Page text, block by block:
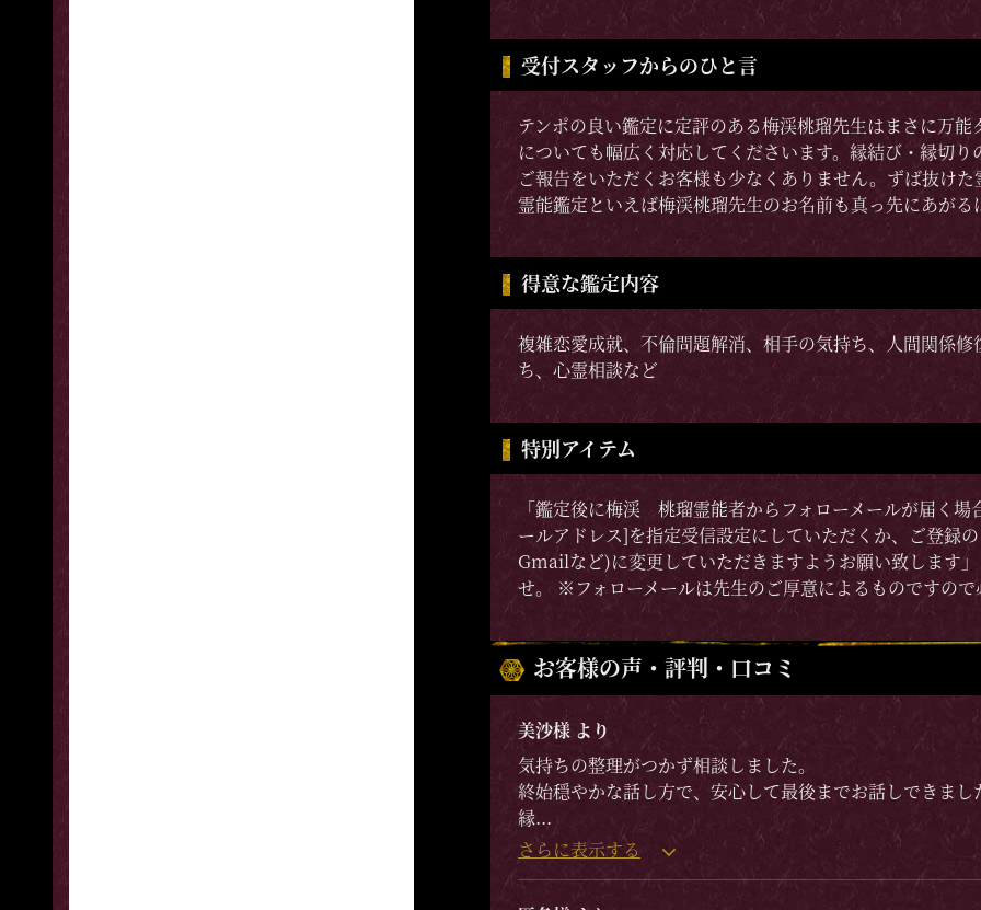
受付スタッフからのひと言
テンポの良い鑑定に定評のある梅渓桃瑠先生はまさに万
についても幅広く対応してくださいます。縁結び・縁切
ご報告をいただくお客様も少なくありません。ずば抜け
霊能鑑定といえば梅渓桃瑠先生のお名前も真っ先にあがる
得意な鑑定内容
複雑恋愛成就、不倫問題解消、相手の気持ち、人間関係
ち、心霊相談など
特別アイテム
「鑑定後に梅渓 桃瑠霊能者からフォローメールが届く
ールアドレス]を指定受信設定にしていただくか、ご登録
Gmailなど)に変更していただきますようお願い致します
せ。 ※フォローメールは先生のご厚意によるものですの
お客様の声・評判・口コミ
美沙様 より
気持ちの整理がつかず相談しました。
終始穏やかな話し方で、安心して最後までお話しできまし
縁...
さらに表示する